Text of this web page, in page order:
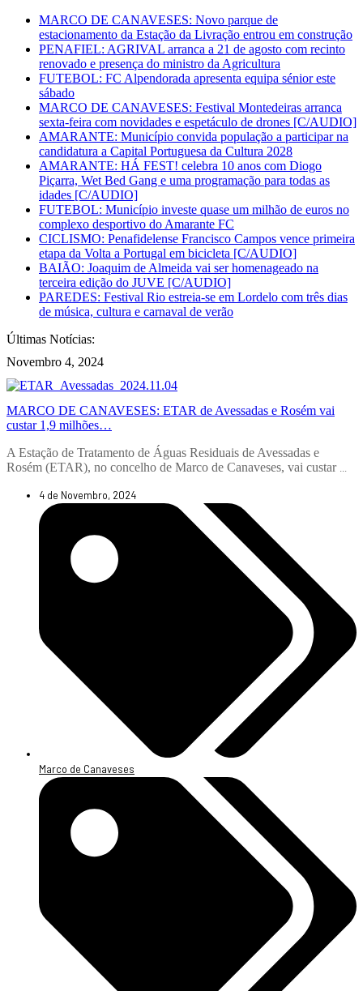
MARCO DE CANAVESES: Novo parque de
estacionamento da Estação da Livração entrou em construção
PENAFIEL: AGRIVAL arranca a 21 de agosto com recinto
renovado e presença do ministro da Agricultura
FUTEBOL: FC Alpendorada apresenta equipa sénior este
sábado
MARCO DE CANAVESES: Festival Montedeiras arranca
sexta-feira com novidades e espetáculo de drones [C/AUDIO]
AMARANTE: Município convida população a participar na
candidatura a Capital Portuguesa da Cultura 2028
AMARANTE: HÁ FEST! celebra 10 anos com Diogo
Piçarra, Wet Bed Gang e uma programação para todas as
idades [C/AUDIO]
FUTEBOL: Município investe quase um milhão de euros no
complexo desportivo do Amarante FC
CICLISMO: Penafidelense Francisco Campos vence primeira
etapa da Volta a Portugal em bicicleta [C/AUDIO]
BAIÃO: Joaquim de Almeida vai ser homenageado na
terceira edição do JUVE [C/AUDIO]
PAREDES: Festival Rio estreia-se em Lordelo com três dias
de música, cultura e carnaval de verão
Últimas Notícias:
Novembro 4, 2024
MARCO DE CANAVESES: ETAR de Avessadas e Rosém vai
custar 1,9 milhões…
A Estação de Tratamento de Águas Residuais de Avessadas e
Rosém (ETAR), no concelho de Marco de Canaveses, vai custar ...
4 de Novembro, 2024
Marco de Canaveses